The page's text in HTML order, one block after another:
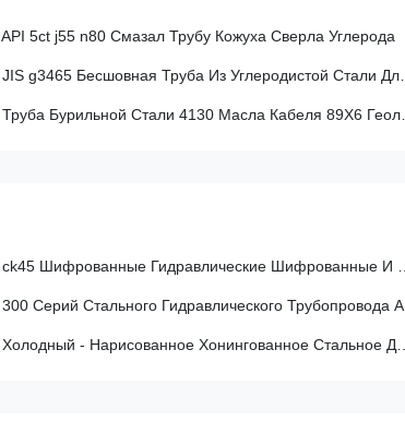
API 5ct j55 n80 Смазал Трубу Кожуха Сверла Углерода
JIS g3465 Бесшовная Труба Из Углеродистой Стали Для Бурения
Труба Бурильной Стали 4130 Масла Кабеля 89X6 Геологохимическая Безшовная Минируя 4140 30crmnsia 45mnmob
ck45 Шифрованные Гидравлические Шифрованные И Роликовые Обжаренные SRB Трубы Для Гидравлического Оборудования
300 Серий Стального Гидравлического Трубопровода Астм а519, сс316 Хонинговала Трубопровод Цилиндра
Холодный - Нарисованное Хонингованное Стальное ДИН Трубы Для Жидкости Под Высоким Давлением Трубки 2448/2391/1629 ст52/к345б